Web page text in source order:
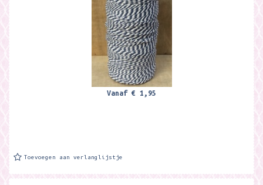
Vanaf € 1,95
Toevoegen aan verlanglijstje